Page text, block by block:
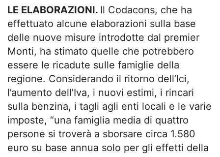
LE ELABORAZIONI. Il Codacons, che ha
effettuato alcune elaborazioni sulla base
delle nuove misure introdotte dal premier
Monti, ha stimato quelle che potrebbero
essere le ricadute sulle famiglie della
regione. Considerando il ritorno dell’Ici,
l’aumento dell’Iva, i nuovi estimi, i rincari
sulla benzina, i tagli agli enti locali e le varie
imposte, “una famiglia media di quattro
persone si troverà a sborsare circa 1.580
euro su base annua solo per gli effetti della